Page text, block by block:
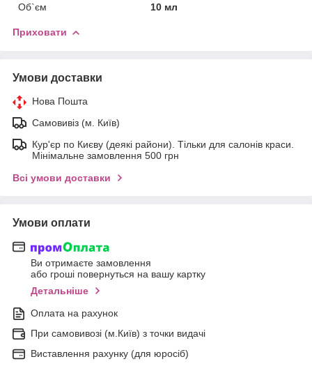
Об`єм
10 мл
Приховати
Умови доставки
Нова Пошта
Самовивіз (м. Київ)
Кур'єр по Києву (деякі райони). Тільки для салонів краси.
Мінімальне замовлення 500 грн
Всі умови доставки
Умови оплати
Ви отримаєте замовлення
або гроші повернуться на вашу картку
Детальніше
Оплата на рахунок
При самовивозі (м.Київ) з точки видачі
Виставлення рахунку (для юросіб)